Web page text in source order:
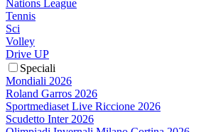
Nations League
Tennis
Sci
Volley
Drive UP
Speciali
Mondiali 2026
Roland Garros 2026
Sportmediaset Live Riccione 2026
Scudetto Inter 2026